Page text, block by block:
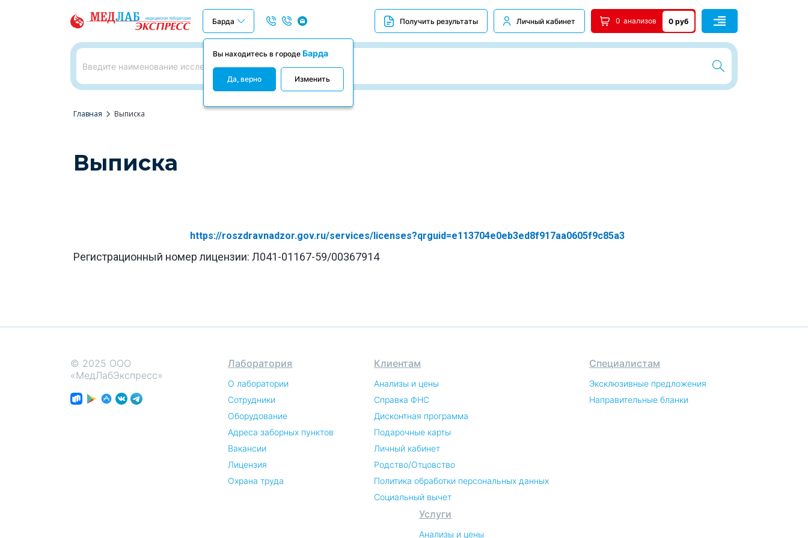
Барда
Вы находитесь в городе Барда
Да, верно Изменить
Получить результаты Личный кабинет 0 анализов 0 руб
Главная chevron_right Выписка
Выписка
https://roszdravnadzor.gov.ru/services/licenses?qrguid=e113704e0eb3ed8f917aa0605f9c85a3
Регистрационный номер лицензии: Л041-01167-59/00367914
© 2025 ООО
«МедЛабЭкспресс»
Лаборатория
О лаборатории
Сотрудники
Оборудование
Адреса заборных пунктов
Вакансии
Лицензия
Охрана труда
Клиентам
Анализы и цены
Справка ФНС
Дисконтная программа
Подарочные карты
Личный кабинет
Родство/Отцовство
Политика обработки персональных данных
Социальный вычет
Специалистам
Эксклюзивные предложения
Направительные бланки
Услуги
Анализы и цены